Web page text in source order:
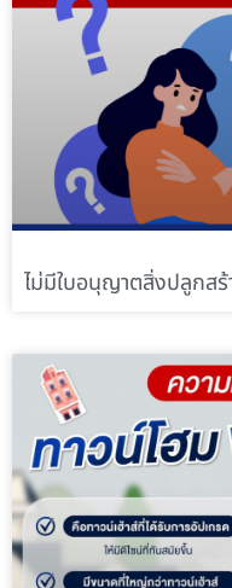
ไม่มีใบอนุญาตสิ่งปลูกสร้